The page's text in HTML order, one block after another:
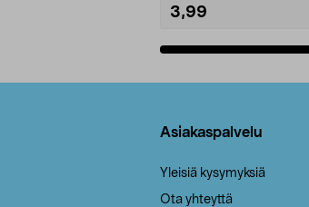
3,99
Asiakaspalvelu
Yleisiä kysymyksiä
Ota yhteyttä